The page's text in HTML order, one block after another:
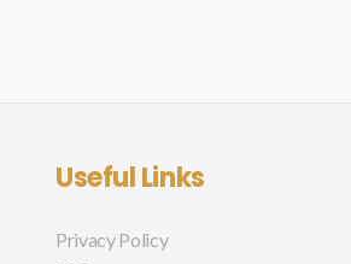
Useful Links
Privacy Policy